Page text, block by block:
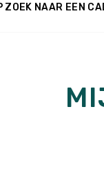
ZOEK NAAR EEN